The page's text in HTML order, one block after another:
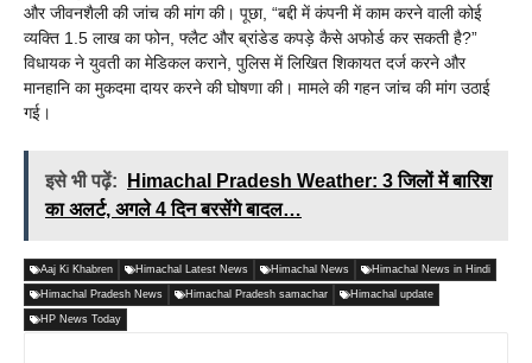
और जीवनशैली की जांच की मांग की। पूछा, “बद्दी में कंपनी में काम करने वाली कोई
व्यक्ति 1.5 लाख का फोन, फ्लैट और ब्रांडेड कपड़े कैसे अफोर्ड कर सकती है?”
विधायक ने युवती का मेडिकल कराने, पुलिस में लिखित शिकायत दर्ज करने और
मानहानि का मुकदमा दायर करने की घोषणा की। मामले की गहन जांच की मांग उठाई
गई।
इसे भी पढ़ें:
Himachal Pradesh Weather: 3 जिलों में बारिश
का अलर्ट, अगले 4 दिन बरसेंगे बादल…
Aaj Ki Khabren Himachal Latest News Himachal News Himachal News in Hindi
Himachal Pradesh News Himachal Pradesh samachar Himachal update
HP News Today